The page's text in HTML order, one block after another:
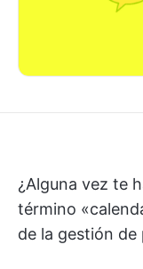
¿Alguna vez te
término
de la gestión